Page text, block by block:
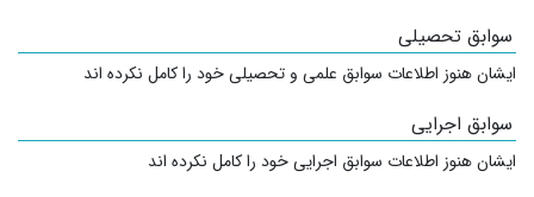
سوابق تحصیلی
ایشان هنوز اطلاعات سوابق علمی و تحصیلی خود را کامل نکرده اند
سوابق اجرایی
ایشان هنوز اطلاعات سوابق اجرایی خود را کامل نکرده اند